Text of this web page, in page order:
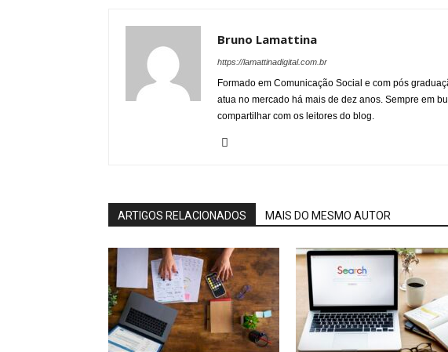
Bruno Lamattina
https://lamattinadigital.com.br
Formado em Comunicação Social e com pós
atua no mercado há mais de dez anos. Sempre em
compartilhar com os leitores do blog.
ARTIGOS RELACIONADOS MAIS DO MESMO AUTOR